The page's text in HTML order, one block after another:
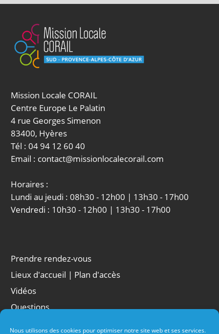
Nous utilisons des cookies pour optimiser notre site web et ses services.
Mission Locale CORAIL
Centre Europe Le Palatin
4 rue Georges Simenon
83400, Hyères
Tél : 04 94 12 60 40
Email : contact@missionlocalecorail.com
Horaires :
Lundi au jeudi : 08h30 - 12h00 | 13h30 - 17h00
Vendredi : 10h30 - 12h00 | 13h30 - 17h00
Prendre rendez-vous
Lieux d'accueil | Plan d'accès
Vidéos
Questions